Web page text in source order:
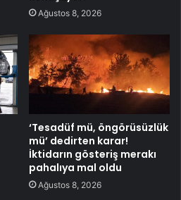
Ağustos 8, 2026
‘Tesadüf mü, öngörüsüzlük
mü’ dedirten karar!
İktidarın gösteriş merakı
pahalıya mal oldu
Ağustos 8, 2026